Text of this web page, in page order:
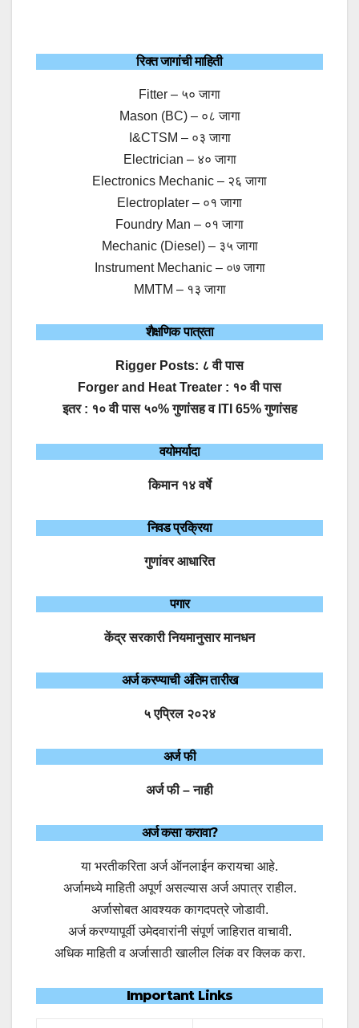
रिक्त जागांची माहिती
Fitter – ५० जागा
Mason (BC) – ०८ जागा
I&CTSM – ०३ जागा
Electrician – ४० जागा
Electronics Mechanic – २६ जागा
Electroplater – ०१ जागा
Foundry Man – ०१ जागा
Mechanic (Diesel) – ३५ जागा
Instrument Mechanic – ०७ जागा
MMTM – १३ जागा
शैक्षणिक पात्रता
Rigger Posts: ८ वी पास
Forger and Heat Treater : १० वी पास
इतर : १० वी पास ५०% गुणांसह व ITI 65% गुणांसह
वयोमर्यादा
किमान १४ वर्षे
निवड प्रक्रिया
गुणांवर आधारित
पगार
केंद्र सरकारी नियमानुसार मानधन
अर्ज करण्याची अंतिम तारीख
५ एप्रिल २०२४
अर्ज फी
अर्ज फी – नाही
अर्ज कसा करावा?
या भरतीकरिता अर्ज ऑनलाईन करायचा आहे.
अर्जामध्ये माहिती अपूर्ण असल्यास अर्ज अपात्र राहील.
अर्जासोबत आवश्यक कागदपत्रे जोडावी.
अर्ज करण्यापूर्वी उमेदवारांनी संपूर्ण जाहिरात वाचावी.
अधिक माहिती व अर्जासाठी खालील लिंक वर क्लिक करा.
Important Links